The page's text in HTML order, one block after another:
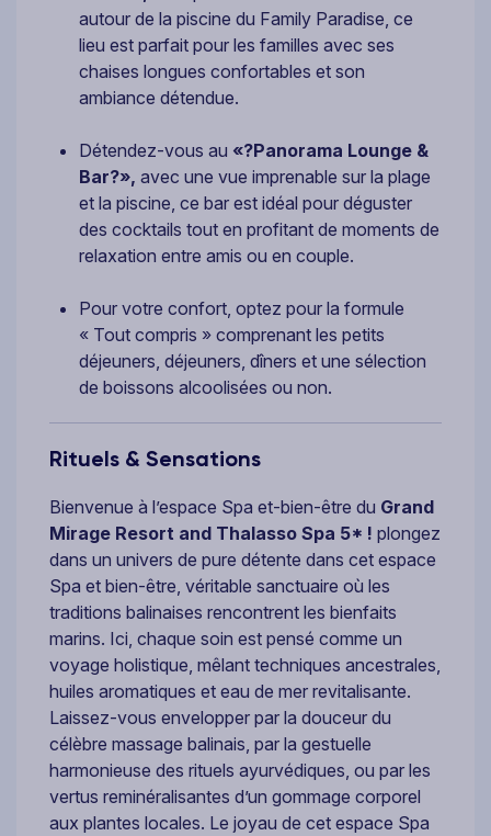
autour de la piscine du Family Paradise, ce
lieu est parfait pour les familles avec ses
chaises longues confortables et son
ambiance détendue.
Détendez-vous au «?Panorama Lounge &
Bar?», avec une vue imprenable sur la plage
et la piscine, ce bar est idéal pour déguster
des cocktails tout en profitant de moments de
relaxation entre amis ou en couple.
Pour votre confort, optez pour la formule
« Tout compris » comprenant les petits
déjeuners, déjeuners, dîners et une sélection
de boissons alcoolisées ou non.
Rituels & Sensations
Bienvenue à l’espace Spa et-bien-être du Grand
Mirage Resort and Thalasso Spa 5* ! plongez
dans un univers de pure détente dans cet espace
Spa et bien-être, véritable sanctuaire où les
traditions balinaises rencontrent les bienfaits
marins. Ici, chaque soin est pensé comme un
voyage holistique, mêlant techniques ancestrales,
huiles aromatiques et eau de mer revitalisante.
Laissez-vous envelopper par la douceur du
célèbre massage balinais, par la gestuelle
harmonieuse des rituels ayurvédiques, ou par les
vertus reminéralisantes d’un gommage corporel
aux plantes locales. Le joyau de cet espace Spa